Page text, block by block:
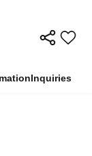
Inquiries